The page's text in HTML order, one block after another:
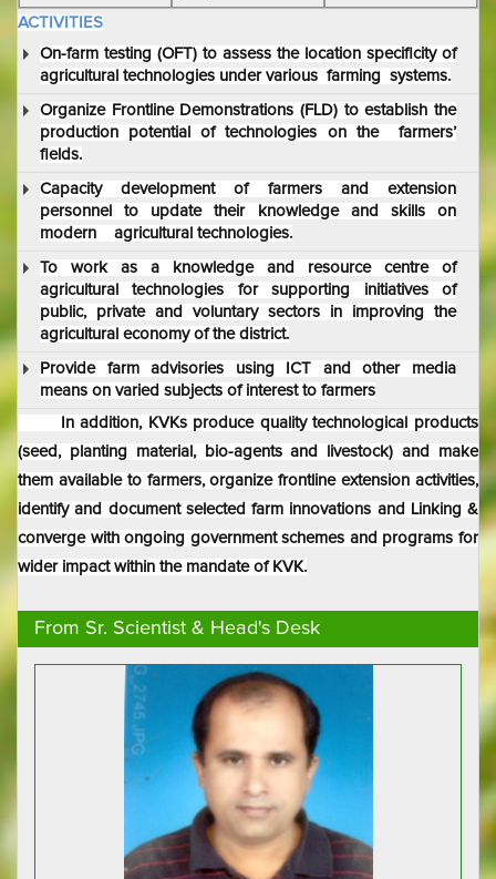
ACTIVITIES
On-farm testing (OFT) to assess the location specificity of
agricultural technologies under various farming systems.
Organize Frontline Demonstrations (FLD) to establish the
production potential of technologies on the farmers’
fields.
Capacity development of farmers and extension
personnel to update their knowledge and skills on
modern agricultural technologies.
To work as a knowledge and resource centre of
agricultural technologies for supporting initiatives of
public, private and voluntary sectors in improving the
agricultural economy of the district.
Provide farm advisories using ICT and other media
means on varied subjects of interest to farmers
In addition, KVKs produce quality technological products
(seed, planting material, bio-agents and livestock) and make
them available to farmers, organize frontline extension activities,
identify and document selected farm innovations and Linking &
converge with ongoing government schemes and programs for
wider impact within the mandate of KVK.
From Sr. Scientist & Head's Desk